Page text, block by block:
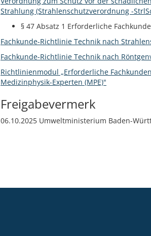
Strahlung (Strahlenschutzverordnung -
§ 47 Absatz 1 Erforderliche
Fachkunde-Richtlinie Technik nach
Fachkunde-Richtlinie Technik nach
Richtlinienmodul „Erforderliche
Medizinphysik-Experten (MPE)"
Freigabevermerk
06.10.2025 Umweltministerium Baden-